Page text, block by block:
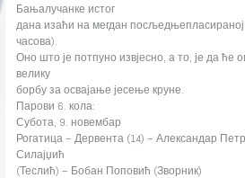
Бањалучанке истог
дана изаћи на мегдан посљедњепласираној
часова).
Оно што је потпуно извјесно, а то, је да ће
велику
борбу за освајање јесење круне.
Парови 6. кола:
Субота, 9. новембар
Рогатица – Дервента (14) – Александар
Силајџић
(Теслић) – Бобан Поповић (Зворник)